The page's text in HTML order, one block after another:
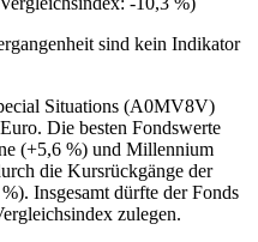
sind kein Indikator
Situations (A0MV8V)
Die besten Fondswerte
(+5,6 %) und Millennium
die Kursrückgänge der
Insgesamt dürfte der Fonds
zulegen.